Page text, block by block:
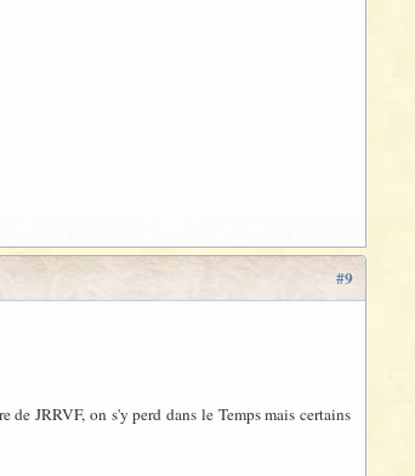
#9
JRRVF, on s'y perd dans le Temps mais certains